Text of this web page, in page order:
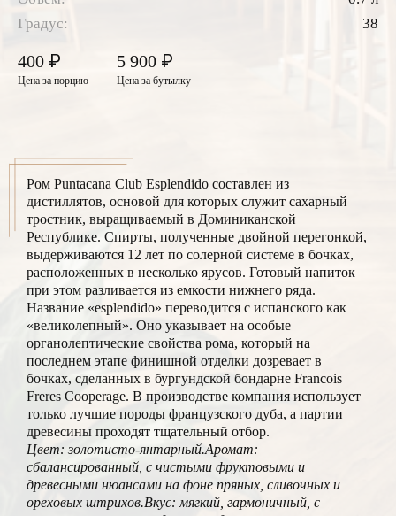
Градус:
38
400 ₽
Цена за порцию
5 900 ₽
Цена за бутылку
Ром Puntacana Club Esplendido составлен из
дистиллятов, основой для которых служит сахарный
тростник, выращиваемый в Доминиканской
Республике. Спирты, полученные двойной перегонкой,
выдерживаются 12 лет по солерной системе в бочках,
расположенных в несколько ярусов. Готовый напиток
при этом разливается из емкости нижнего ряда.
Название «esplendido» переводится с испанского как
«великолепный». Оно указывает на особые
органолептические свойства рома, который на
последнем этапе финишной отделки дозревает в
бочках, сделанных в бургундской бондарне Francois
Freres Cooperage. В производстве компания использует
только лучшие породы французского дуба, а партии
древесины проходят тщательный отбор.
Цвет: золотисто-янтарный.Аромат:
сбалансированный, с чистыми фруктовыми и
древесными нюансами на фоне пряных, сливочных и
ореховых штрихов.Вкус: мягкий, гармоничный, с